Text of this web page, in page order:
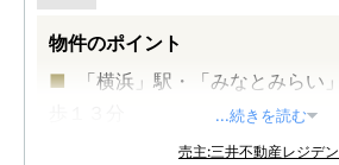
物件のポイント
「横浜」駅・「みなとみらい
横浜市営地下鉄ブルーライン
...続きを読む
売主:三井不動産レジデ